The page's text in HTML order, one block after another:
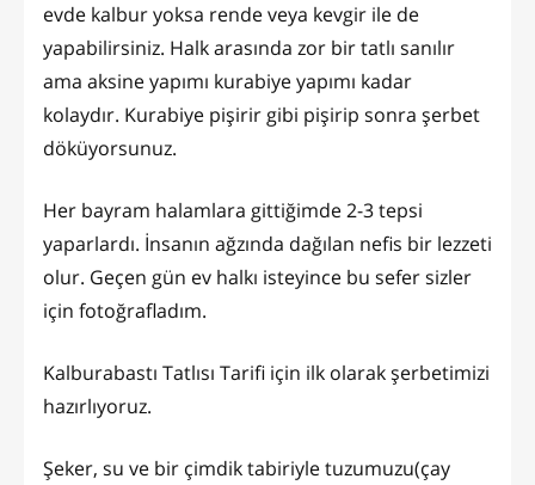
evde kalbur yoksa rende veya kevgir ile de
yapabilirsiniz. Halk arasında zor bir tatlı sanılır
ama aksine yapımı kurabiye yapımı kadar
kolaydır. Kurabiye pişirir gibi pişirip sonra şerbet
döküyorsunuz.
Her bayram halamlara gittiğimde 2-3 tepsi
yaparlardı. İnsanın ağzında dağılan nefis bir lezzeti
olur. Geçen gün ev halkı isteyince bu sefer sizler
için fotoğrafladım.
Kalburabastı Tatlısı Tarifi için ilk olarak şerbetimizi
hazırlıyoruz.
Şeker, su ve bir çimdik tabiriyle tuzumuzu(çay